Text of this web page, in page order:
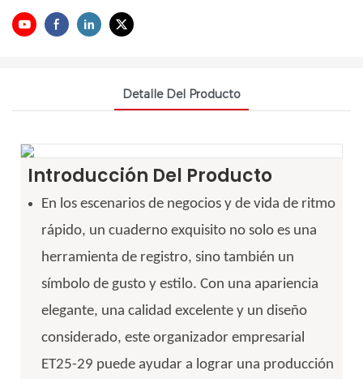
Detalle Del Producto
Introducción Del Producto
En los escenarios de negocios y de vida de ritmo
rápido, un cuaderno exquisito no solo es una
herramienta de registro, sino también un
símbolo de gusto y estilo. Con una apariencia
elegante, una calidad excelente y un diseño
considerado, este organizador empresarial
ET25-29 puede ayudar a lograr una producción